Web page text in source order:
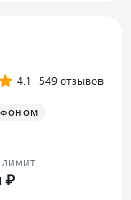
4.1 549 отзывов
₽